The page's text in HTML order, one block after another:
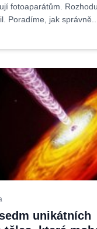
fotoaparátům.
Poradíme, jak správně...
unikátních